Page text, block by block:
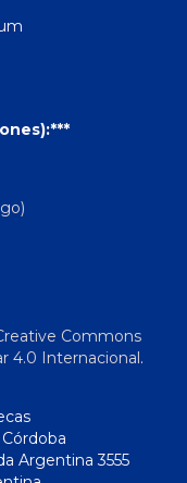
Commons
4.0 Internacional.
Argentina 3555